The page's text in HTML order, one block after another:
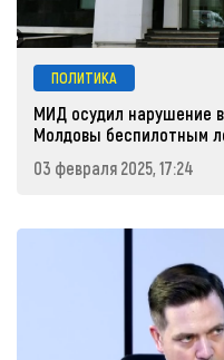
ПОЛИТИКА
МИД осудил нарушение
Молдовы беспилотным
03 февраля 2025, 17:24